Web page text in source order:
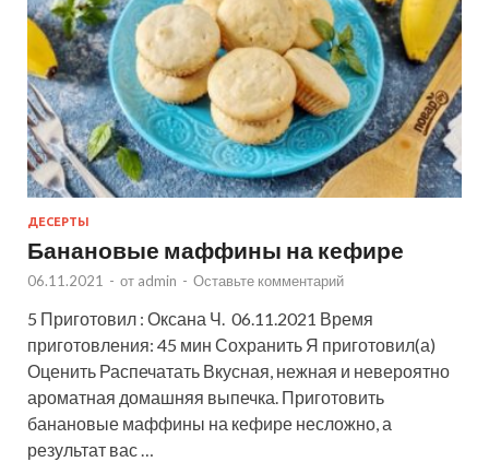
ДЕСЕРТЫ
Банановые маффины на кефире
06.11.2021 - от admin - Оставьте комментарий
5 Приготовил : Оксана Ч. 06.11.2021 Время
приготовления: 45 мин Сохранить Я приготовил(а)
Оценить Распечатать Вкусная, нежная и невероятно
ароматная домашняя выпечка. Приготовить
банановые маффины на кефире несложно, а
результат вас …